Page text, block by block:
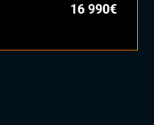
16 990€